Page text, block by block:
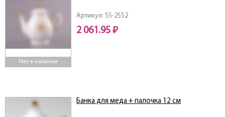
Нет в наличии
Артикул: 55-2552
2 061.95 ₽
Банка для меда + палочка 12 см